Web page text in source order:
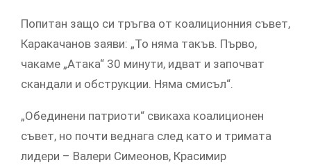
Попитан защо си тръгва от коалиционния съвет,
Каракачанов заяви: „То няма такъв. Първо,
чакаме „Атака“ 30 минути, идват и започват
скандали и обструкции. Няма смисъл“.
„Обединени патриоти“ свикаха коалиционен
съвет, но почти веднага след като и тримата
лидери – Валери Симеонов, Красимир